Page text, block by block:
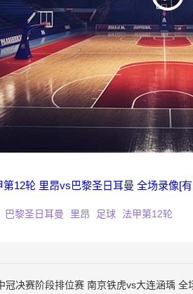
第12轮 里昂vs巴黎圣日耳曼 全场录像[
巴黎圣日耳曼 里昂 足球 法甲第12轮
冠决赛阶段排位赛 南京铁虎vs大连涵瑀 全